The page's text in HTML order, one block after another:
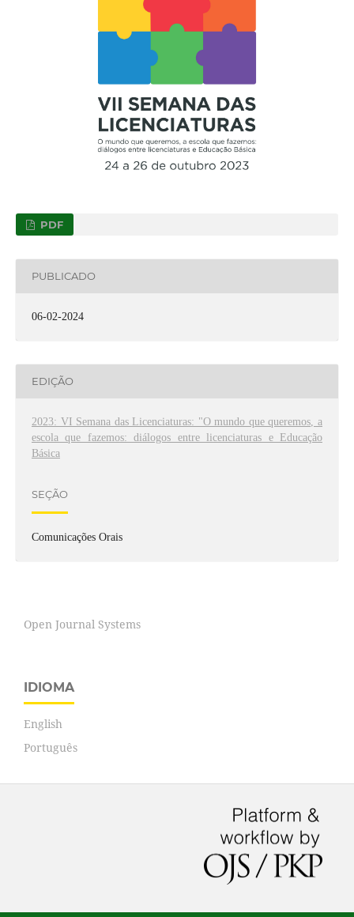
PDF
PUBLICADO
06-02-2024
EDIÇÃO
2023: VI Semana das Licenciaturas: "O mundo que queremos, a
escola que fazemos: diálogos entre licenciaturas e Educação
Básica
SEÇÃO
Comunicações Orais
Open Journal Systems
IDIOMA
English
Português